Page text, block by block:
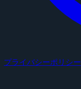
プライバシーポリシー